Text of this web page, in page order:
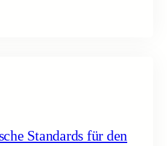
Standards für den